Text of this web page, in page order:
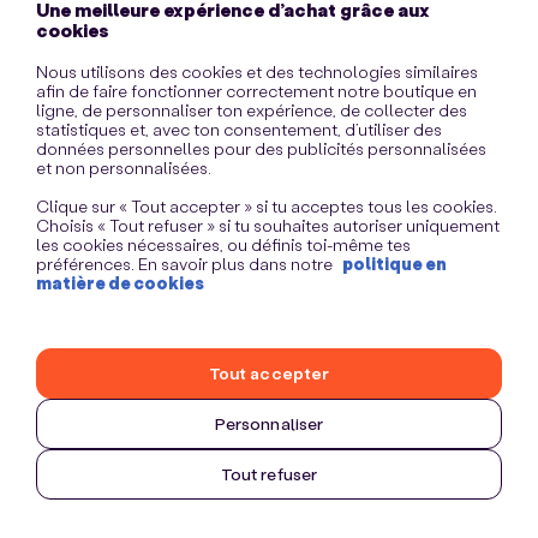
Une meilleure expérience d’achat grâce aux
cookies
Nous utilisons des cookies et des technologies similaires
afin de faire fonctionner correctement notre boutique en
ligne, de personnaliser ton expérience, de collecter des
statistiques et, avec ton consentement, d’utiliser des
données personnelles pour des publicités personnalisées
et non personnalisées.
Clique sur « Tout accepter » si tu acceptes tous les cookies.
Choisis « Tout refuser » si tu souhaites autoriser uniquement
les cookies nécessaires, ou définis toi-même tes
préférences. En savoir plus dans notre politique en
matière de cookies
Personnaliser
Tout refuser
Tout accepter